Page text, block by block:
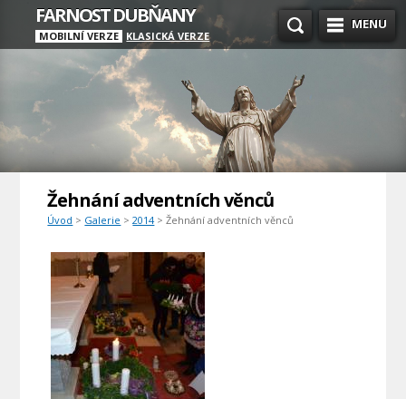
MENU
FARNOST DUBŇANY
MOBILNÍ VERZE KLASICKÁ VERZE
Žehnání adventních věnců
Úvod > Galerie >2014> Žehnání adventních věnců